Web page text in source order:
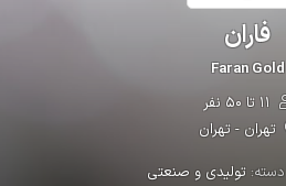
فاران
Faran Gold
تهران - تهران
دسته:تولیدی و صنعتی